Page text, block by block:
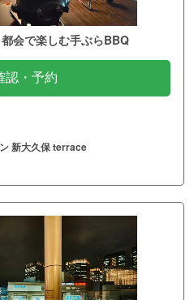
会で楽しむ手ぶらBBQ
認・予約
新大久保 terrace